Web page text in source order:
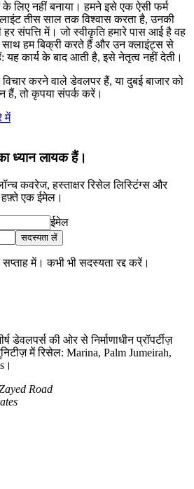
लिए नहीं बनाया। हमने इसे एक ऐसी फर्म
तीस साल तक विश्वास करता है, उनकी
हर संपत्ति में। जो स्वीकृति हमारे पास आई है वह
हम बिक्री करते हैं और उन क्लाइंट्स से
कार्य के बाद आती है, इसे नेतृत्व नहीं देती।
विचार करने वाले डेवलपर हैं, या दुबई बाजार को
हैं, तो कृपया संपर्क करें।
में
ध्यान लायक हैं।
कवरेज, हस्ताक्षर रिसेल लिस्टिंग्स और
हफ़्ते एक ईमेल।
ईमेल
सदस्यता लें
में। कभी भी सदस्यता रद्द करें।
डेवलपर्स की ओर से निर्माणाधीन प्रॉपर्टीज़
में रिसेल: Marina, Palm Jumeirah,
Road